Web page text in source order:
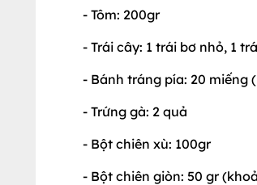
- Tôm: 200gr
- Trái cây: 1 trái bơ nhỏ, 1
- Bánh tráng pía: 20 miếng
- Trứng gà: 2 quả
- Bột chiên xù: 100gr
- Bột chiên giòn: 50 gr